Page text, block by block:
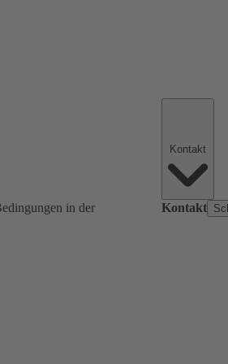
in der
Kontakt